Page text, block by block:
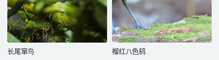
长尾窜鸟 榴红八色鸫